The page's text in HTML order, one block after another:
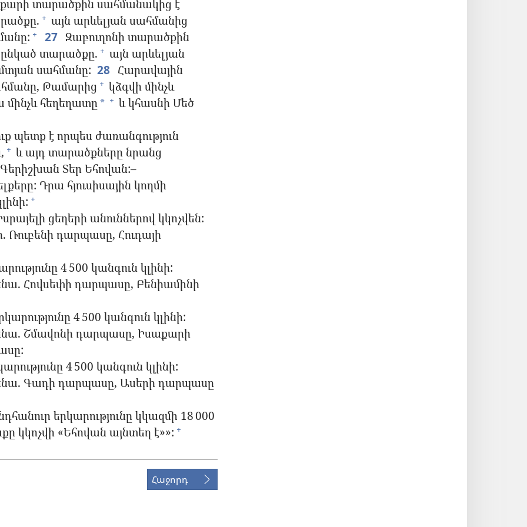
տարածքին սահմանակից է
+ այն արևելյան սահմանից
+ 27 Զաբուղոնի տարածքին
տարածքը. + այն արևելյան
սահմանը: 28 Հարավային
Թամարից + կձգվի մինչև
հեղեղատը* + և կհասնի Մեծ
պետք է որպես ժառանգություն
+ և այդ տարածքները նրանց
Գերիշխան Տեր Եհովան:–
Դրա հյուսիսային կողմի
+
ցեղերի անուններով կկոչվեն:
Ռուբենի դարպասը, Հուդայի
4 500 կանգուն կլինի:
Հովսեփի դարպասը, Բենիամինի
4 500 կանգուն կլինի:
Շմավոնի դարպասը, Իսաքարի
4 500 կանգուն կլինի:
Գադի դարպասը, Ասերի դարպասը
երկարությունը կկազմի 18 000
կկոչվի «Եհովան այնտեղ է»»: +
Հաջորդ